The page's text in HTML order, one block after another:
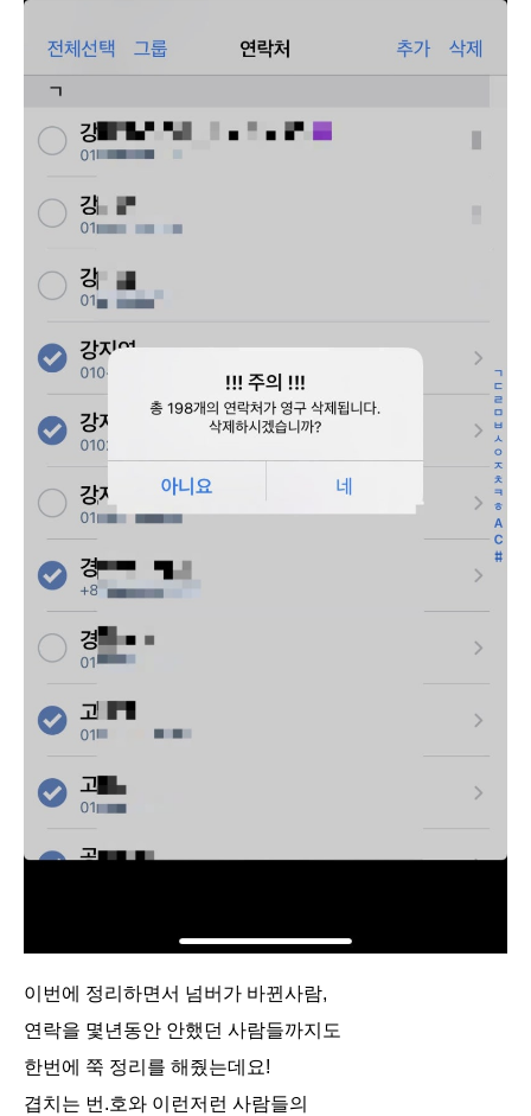
이번에 정리하면서 넘버가 바뀐사람,
연락을 몇년동안 안했던 사람들까지도
한번에 쭉 정리를 해줬는데요!
겹치는 번.호와 이런저런 사람들의